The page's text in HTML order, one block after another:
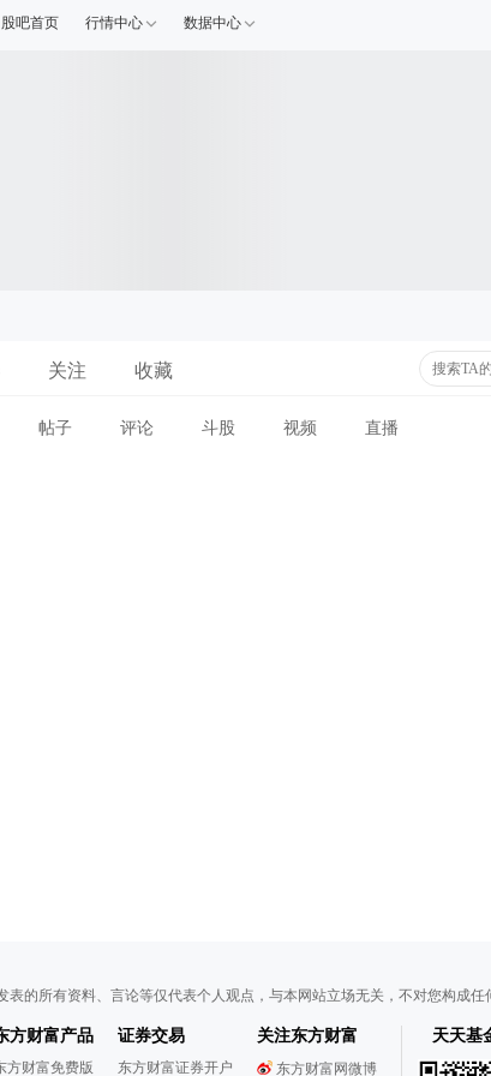
股吧首页 行情中心 数据中心
关注 收藏
帖子 评论 斗股 视频 直播
表的所有资料、言论等仅代表个人观点，与本网站立场无关，不对您构成
方财富产品
方财富免费版
证券交易
东方财富证券开户
关注东方财富
东方财富网微博
天天基